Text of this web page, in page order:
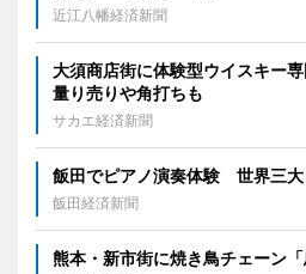
近江八幡経済新聞
大須商店街に体験型ウイスキー
量り売りや角打ちも
サカエ経済新聞
飯田でピアノ演奏体験 世界三
飯田経済新聞
熊本・新市街に焼き鳥チェーン